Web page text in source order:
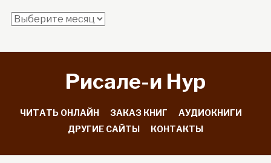
Архив
Рисале-и Hyp
ЧИТАТЬ ОНЛАЙН ЗАКАЗ КНИГ
АУДИОКНИГИ
ДРУГИЕ САЙТЫ
КОНТАКТЫ